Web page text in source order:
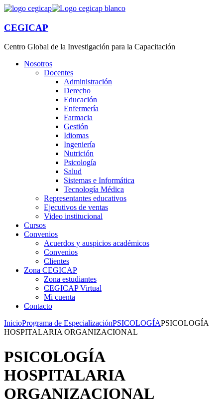
CEGICAP
Centro Global de la Investigación para la Capacitación
Nosotros
Docentes
Administración
Derecho
Educación
Enfermería
Farmacia
Gestión
Idiomas
Ingeniería
Nutrición
Psicología
Salud
Sistemas e Informática
Tecnología Médica
Representantes educativos
Ejecutivos de ventas
Video institucional
Cursos
Convenios
Acuerdos y auspicios académicos
Convenios
Clientes
Zona CEGICAP
Zona estudiantes
CEGICAP Virtual
Mi cuenta
Contacto
InicioPrograma de EspecializaciónPSICOLOGÍAPSICOLOGÍA
HOSPITALARIA ORGANIZACIONAL
PSICOLOGÍA
HOSPITALARIA
ORGANIZACIONAL